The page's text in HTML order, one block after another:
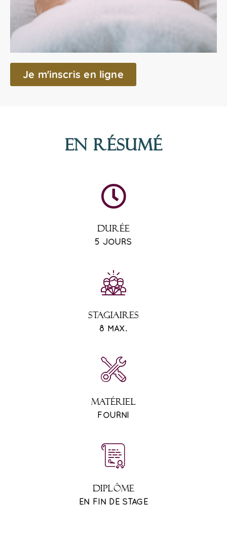
Je m'inscris en ligne
En résumé
DURÉE
5 JOURS
STAGIAIRES
8 MAX.
MATÉRIEL
FOURNI
DIPLÔME
EN FIN DE STAGE